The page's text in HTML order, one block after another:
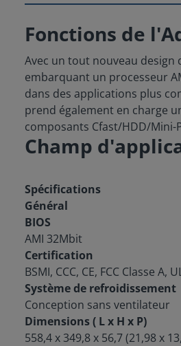
Fonctions de
Avec un tout nouveau design
embarquant un processeur
dans des applications plus
prend également en charge
composants Cfast/HDD/Mini-
Champ
Spécifications
Général
BIOS
AMI 32Mbit
Certification
BSMI, CCC, CE, FCC Classe A,
Système de refroidissement
Conception sans ventilateur
Dimensions ( L x H x P)
558,4 x 349,8 x 56,7 (21,98 x